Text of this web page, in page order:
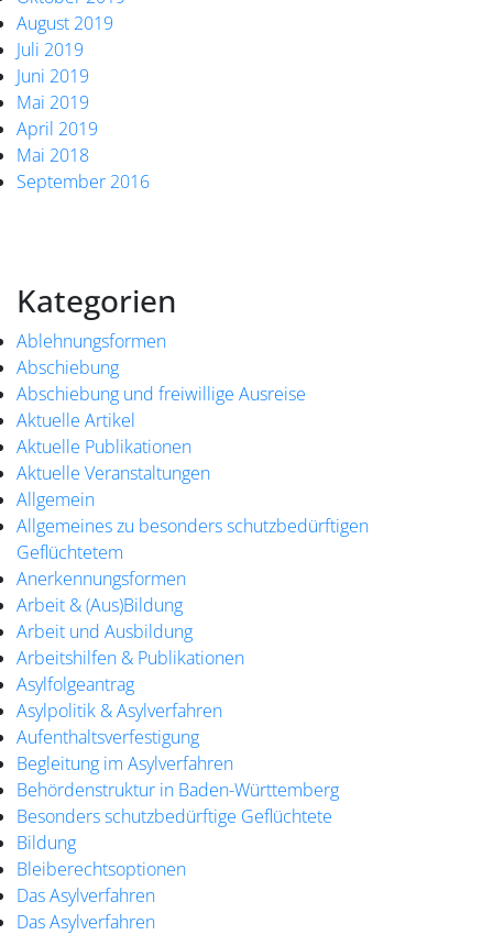
August 2019
Juli 2019
Juni 2019
Mai 2019
April 2019
Mai 2018
September 2016
Kategorien
Ablehnungsformen
Abschiebung
Abschiebung und freiwillige Ausreise
Aktuelle Artikel
Aktuelle Publikationen
Aktuelle Veranstaltungen
Allgemein
Allgemeines zu besonders schutzbedürftigen
Geflüchtetem
Anerkennungsformen
Arbeit & (Aus)Bildung
Arbeit und Ausbildung
Arbeitshilfen & Publikationen
Asylfolgeantrag
Asylpolitik & Asylverfahren
Aufenthaltsverfestigung
Begleitung im Asylverfahren
Behördenstruktur in Baden-Württemberg
Besonders schutzbedürftige Geflüchtete
Bildung
Bleiberechtsoptionen
Das Asylverfahren
Das Asylverfahren